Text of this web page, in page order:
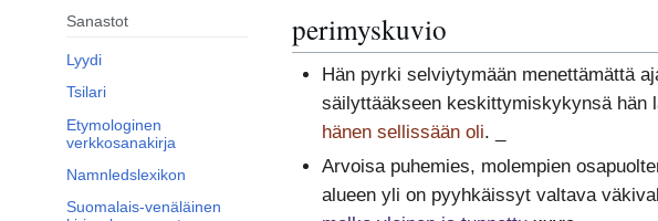
Sanastot
Lyydi
Tsilari
Etymologinen
verkkosanakirja
Namnledslexikon
Suomalais-venäläinen
perimyskuvio
Hän pyrki selviytymään menettämättä
säilyttääkseen keskittymiskykynsä hän
hänen sellissään oli. _
Arvoisa puhemies, molempien
alueen yli on pyyhkäissyt valtava